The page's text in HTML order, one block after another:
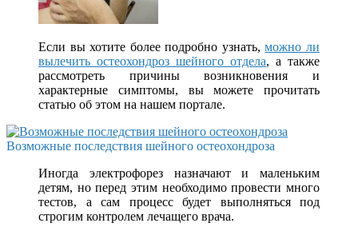
Если вы хотите более подробно узнать,можно ли
вылечить остеохондроз шейного отдела, а также
рассмотреть причины возникновения и
характерные симптомы, вы можете прочитать
статью об этом на нашем портале.
Возможные последствия шейного остеохондроза
Иногда электрофорез назначают и маленьким
детям, но перед этим необходимо провести много
тестов, а сам процесс будет выполняться под
строгим контролем лечащего врача.